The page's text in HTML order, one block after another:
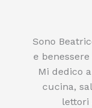
Sono
e
Mi dedico
cucina,
lettori